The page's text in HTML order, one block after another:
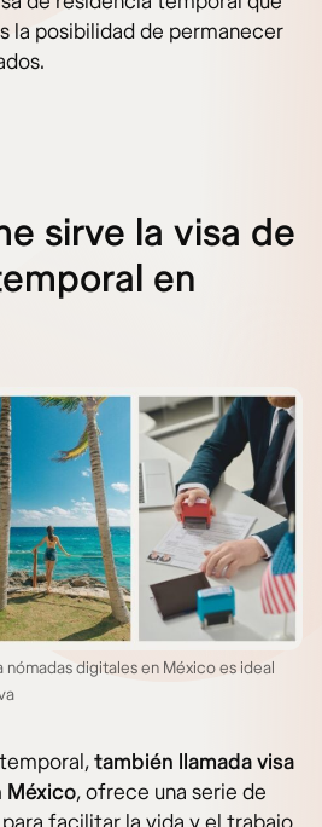
la posibilidad de permanecer
sirve la visa de
en
digitales en México es ideal
también llamada visa
México, ofrece una serie de